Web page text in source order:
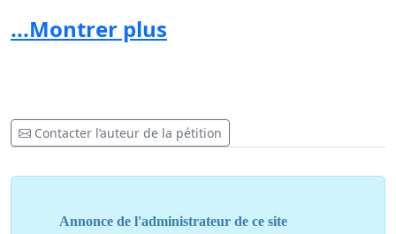
par point ;
...Montrer plus
Contacter l’auteur de la pétition
Annonce de l'administrateur de ce site